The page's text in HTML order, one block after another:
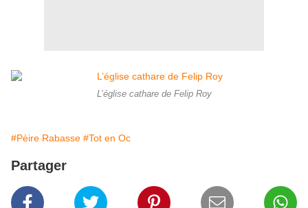
L’église cathare de Felip Roy
#Pèire Rabasse #Tot en Oc
Partager